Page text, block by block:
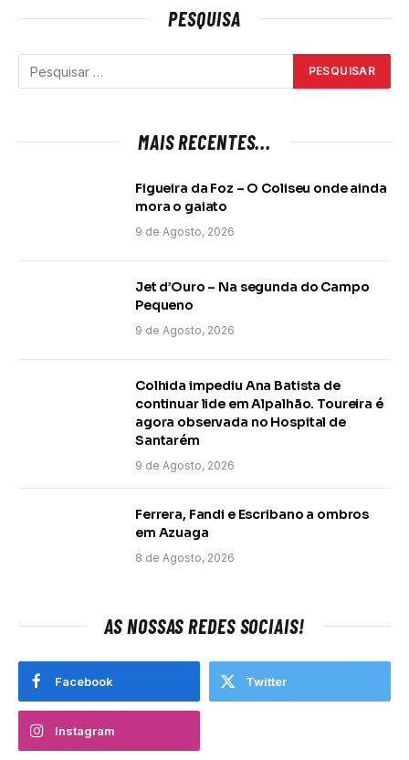
PESQUISA
MAIS RECENTES...
Figueira da Foz – O Coliseu onde ainda
mora o gaiato
9 de Agosto, 2026
Jet d’Ouro – Na segunda do Campo
Pequeno
9 de Agosto, 2026
Colhida impediu Ana Batista de
continuar lide em Alpalhão. Toureira é
agora observada no Hospital de
Santarém
9 de Agosto, 2026
Ferrera, Fandi e Escribano a ombros
em Azuaga
8 de Agosto, 2026
AS NOSSAS REDES SOCIAIS!
Facebook Twitter
Instagram